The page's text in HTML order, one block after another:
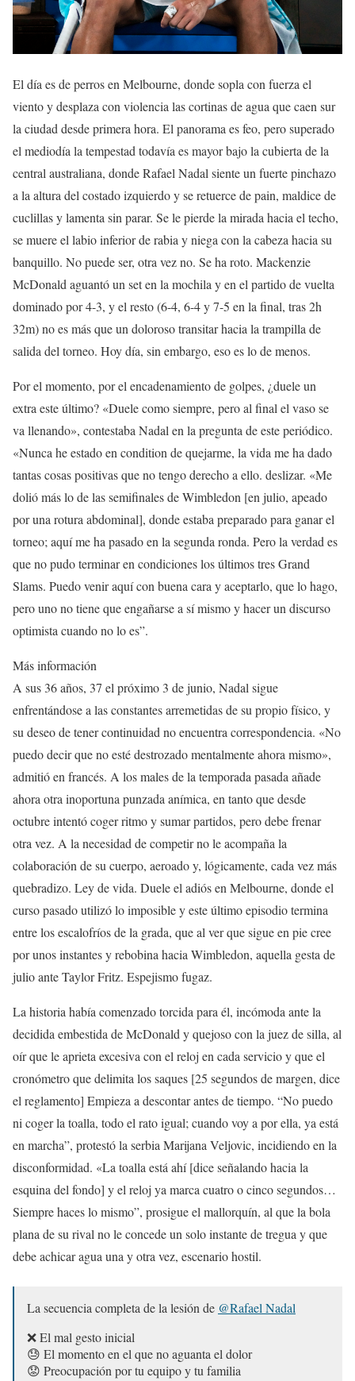
El día es de perros en Melbourne, donde sopla con fuerza el
viento y desplaza con violencia las cortinas de agua que caen sur
la ciudad desde primera hora. El panorama es feo, pero superado
el mediodía la tempestad todavía es mayor bajo la cubierta de la
central australiana, donde Rafael Nadal siente un fuerte pinchazo
a la altura del costado izquierdo y se retuerce de pain, maldice de
cuclillas y lamenta sin parar. Se le pierde la mirada hacia el techo,
se muere el labio inferior de rabia y niega con la cabeza hacia su
banquillo. No puede ser, otra vez no. Se ha roto. Mackenzie
McDonald aguantó un set en la mochila y en el partido de vuelta
dominado por 4-3, y el resto (6-4, 6-4 y 7-5 en la final, tras 2h
32m) no es más que un doloroso transitar hacia la trampilla de
salida del torneo. Hoy día, sin embargo, eso es lo de menos.
Por el momento, por el encadenamiento de golpes, ¿duele un
extra este último? «Duele como siempre, pero al final el vaso se
va llenando», contestaba Nadal en la pregunta de este periódico.
«Nunca he estado en condition de quejarme, la vida me ha dado
tantas cosas positivas que no tengo derecho a ello. deslizar. «Me
dolió más lo de las semifinales de Wimbledon [en julio, apeado
por una rotura abdominal], donde estaba preparado para ganar el
torneo; aquí me ha pasado en la segunda ronda. Pero la verdad es
que no pudo terminar en condiciones los últimos tres Grand
Slams. Puedo venir aquí con buena cara y aceptarlo, que lo hago,
pero uno no tiene que engañarse a sí mismo y hacer un discurso
optimista cuando no lo es”.
Más información
A sus 36 años, 37 el próximo 3 de junio, Nadal sigue
enfrentándose a las constantes arremetidas de su propio físico, y
su deseo de tener continuidad no encuentra correspondencia. «No
puedo decir que no esté destrozado mentalmente ahora mismo»,
admitió en francés. A los males de la temporada pasada añade
ahora otra inoportuna punzada anímica, en tanto que desde
octubre intentó coger ritmo y sumar partidos, pero debe frenar
otra vez. A la necesidad de competir no le acompaña la
colaboración de su cuerpo, aeroado y, lógicamente, cada vez más
quebradizo. Ley de vida. Duele el adiós en Melbourne, donde el
curso pasado utilizó lo imposible y este último episodio termina
entre los escalofríos de la grada, que al ver que sigue en pie cree
por unos instantes y rebobina hacia Wimbledon, aquella gesta de
julio ante Taylor Fritz. Espejismo fugaz.
La historia había comenzado torcida para él, incómoda ante la
decidida embestida de McDonald y quejoso con la juez de silla, al
oír que le aprieta excesiva con el reloj en cada servicio y que el
cronómetro que delimita los saques [25 segundos de margen, dice
el reglamento] Empieza a descontar antes de tiempo. “No puedo
ni coger la toalla, todo el rato igual; cuando voy a por ella, ya está
en marcha”, protestó la serbia Marijana Veljovic, incidiendo en la
disconformidad. «La toalla está ahí [dice señalando hacia la
esquina del fondo] y el reloj ya marca cuatro o cinco segundos…
Siempre haces lo mismo”, prosigue el mallorquín, al que la bola
plana de su rival no le concede un solo instante de tregua y que
debe achicar agua una y otra vez, escenario hostil.
La secuencia completa de la lesión de @Rafael Nadal
❌ El mal gesto inicial
😓 El momento en el que no aguanta el dolor
😟 Preocupación por tu equipo y tu familia